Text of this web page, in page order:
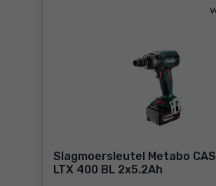
Slagmoersleutel Metabo CAS
LTX 400 BL 2x5.2Ah